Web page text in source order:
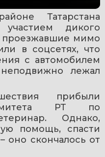
Татарстана
дикого
проезжавшие мимо
в соцсетях, что
с автомобилем
лежал
прибыли
РТ по
Однако,
помощь, спасти
оно скончалось от